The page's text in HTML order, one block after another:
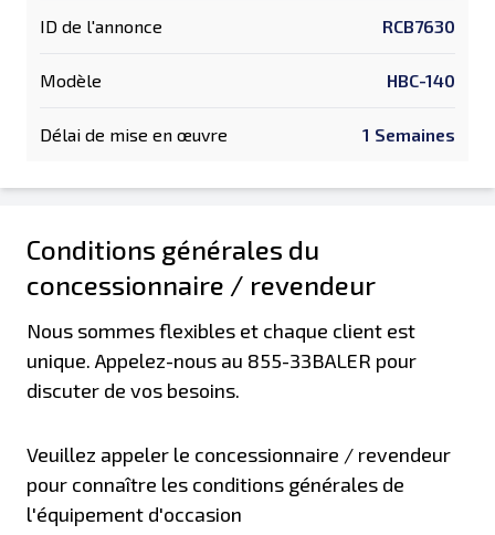
ID de l'annonce RCB7630
Modèle HBC-140
Délai de mise en œuvre 1 Semaines
Conditions générales du
concessionnaire / revendeur
Nous sommes flexibles et chaque client est
unique. Appelez-nous au 855-33BALER pour
discuter de vos besoins.
Veuillez appeler le concessionnaire / revendeur
pour connaître les conditions générales de
l'équipement d'occasion